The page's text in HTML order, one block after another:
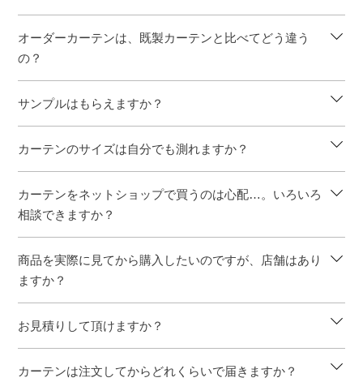
オーダーカーテンは、既製カーテンと比べてどう違う
の？
サンプルはもらえますか？
カーテンのサイズは自分でも測れますか？
カーテンをネットショップで買うのは心配…。いろいろ
相談できますか？
商品を実際に見てから購入したいのですが、店舗はあり
ますか？
お見積りして頂けますか？
カーテンは注文してからどれくらいで届きますか？